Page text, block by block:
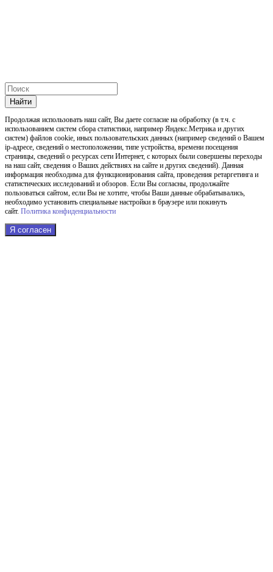
Найти
Продолжая использовать наш cайт, Вы даете согласие на обработку (в т.ч. с
использованием систем сбора статистики, например Яндекс.Метрика и других
систем) файлов cookie, иных пользовательских данных (например сведений о Вашем
ip-адресе, сведений о местоположении, типе устройства, времени посещения
страницы, сведений о ресурсах сети Интернет, с которых были совершены переходы
на наш сайт, сведения о Ваших действиях на сайте и других сведений). Данная
информация необходима для функционирования сайта, проведения ретаргетинга и
статистических исследований и обзоров. Если Вы согласны, продолжайте
пользоваться сайтом, если Вы не хотите, чтобы Ваши данные обрабатывались,
необходимо установить специальные настройки в браузере или покинуть
сайт. Политика конфиденциальности
Я согласен